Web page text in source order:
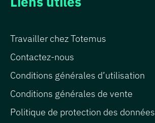
Travailler chez Totemus
Contactez-nous
Conditions générales d’utilisation
Conditions générales de vente
Politique de protection des données